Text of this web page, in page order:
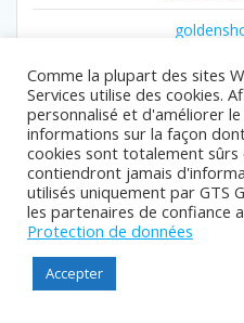
Comme la plupart des sites
Services utilise des cookies.
personnalisé et d'améliorer
informations sur la façon
cookies sont totalement sûrs
contiendront jamais
utilisés uniquement par GTS
les partenaires de confiance
Protection de données
Accepter